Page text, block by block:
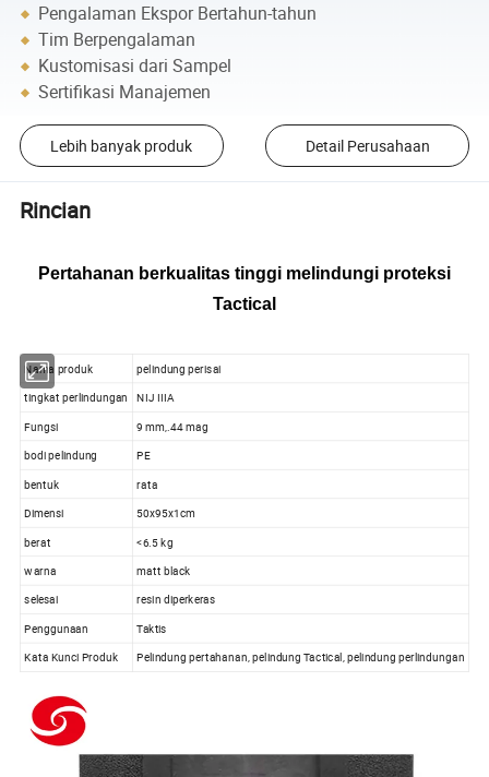
Pengalaman Ekspor Bertahun-tahun
Tim Berpengalaman
Kustomisasi dari Sampel
Sertifikasi Manajemen
Lebih banyak produk Detail Perusahaan
Rincian
Pertahanan berkualitas tinggi melindungi proteksi
Tactical
Nama produk
pelindung perisai
tingkat perlindungan
NIJ IIIA
Fungsi
9 mm,.44 mag
bodi pelindung
PE
bentuk
rata
Dimensi
50x95x1cm
berat
<6.5 kg
warna
matt black
selesai
resin diperkeras
Penggunaan
Taktis
Kata Kunci Produk
Pelindung pertahanan, pelindung Tactical, pelindung perlindungan